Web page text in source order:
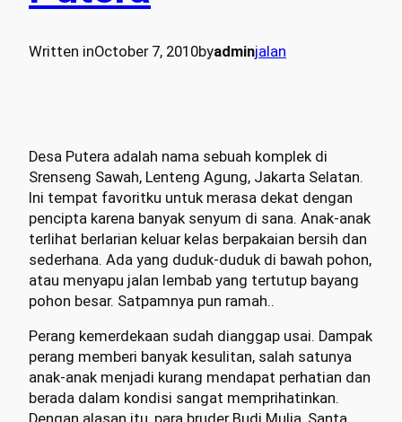
Written inOctober 7, 2010byadminjalan
Desa Putera adalah nama sebuah komplek di
Srenseng Sawah, Lenteng Agung, Jakarta Selatan.
Ini tempat favoritku untuk merasa dekat dengan
pencipta karena banyak senyum di sana. Anak-anak
terlihat berlarian keluar kelas berpakaian bersih dan
sederhana. Ada yang duduk-duduk di bawah pohon,
atau menyapu jalan lembab yang tertutup bayang
pohon besar. Satpamnya pun ramah..
Perang kemerdekaan sudah dianggap usai. Dampak
perang memberi banyak kesulitan, salah satunya
anak-anak menjadi kurang mendapat perhatian dan
berada dalam kondisi sangat memprihatinkan.